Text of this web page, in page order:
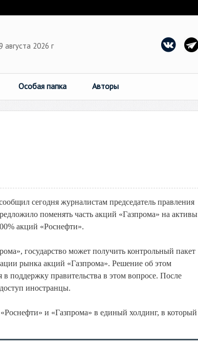
августа 2026 г
Особая папка Авторы
сегодня журналистам председатель правления
поменять часть акций «Газпрома» на активы
акций «Роснефти».
государство может получить контрольный пакет
рынка акций «Газпрома». Решение об этом
поддержку правительства в этом вопросе. После
иностранцы.
и «Газпрома» в единый холдинг, в который